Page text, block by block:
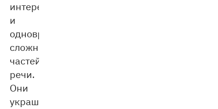
интересных
и
одновременно
сложных
частей
речи.
Они
украшают